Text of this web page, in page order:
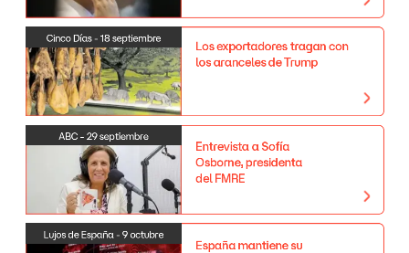
Losexportadores tragan con
los arancelesdeTrump
CincoDías - 18 septiembre
Entrevista a Sofía
Osborne, presidenta
del FMRE
ABC - 29septiembre
España mantiene su
Lujos de España - 9 octubre